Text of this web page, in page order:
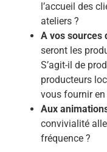
l’accueil des
ateliers ?
A vos sources
seront les
S’agit-il de
producteurs
vous fournir
Aux
convivialité
fréquence ?